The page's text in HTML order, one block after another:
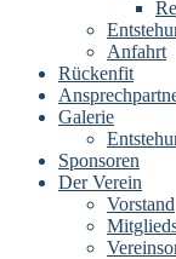
Anfahrt
Rückenfit
Galerie
Sponsoren
Der Verein
Vorstand